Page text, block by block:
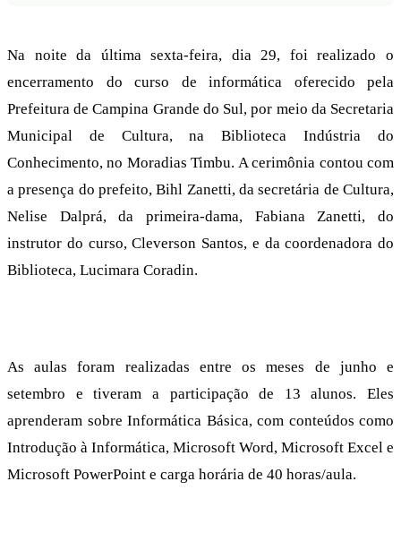
Na noite da última sexta-feira, dia 29, foi realizado o
encerramento do curso de informática oferecido pela
Prefeitura de Campina Grande do Sul, por meio da Secretaria
Municipal de Cultura, na Biblioteca Indústria do
Conhecimento, no Moradias Timbu. A cerimônia contou com
a presença do prefeito, Bihl Zanetti, da secretária de Cultura,
Nelise Dalprá, da primeira-dama, Fabiana Zanetti, do
instrutor do curso, Cleverson Santos, e da coordenadora do
Biblioteca, Lucimara Coradin.
As aulas foram realizadas entre os meses de junho e
setembro e tiveram a participação de 13 alunos. Eles
aprenderam sobre Informática Básica, com conteúdos como
Introdução à Informática, Microsoft Word, Microsoft Excel e
Microsoft PowerPoint e carga horária de 40 horas/aula.